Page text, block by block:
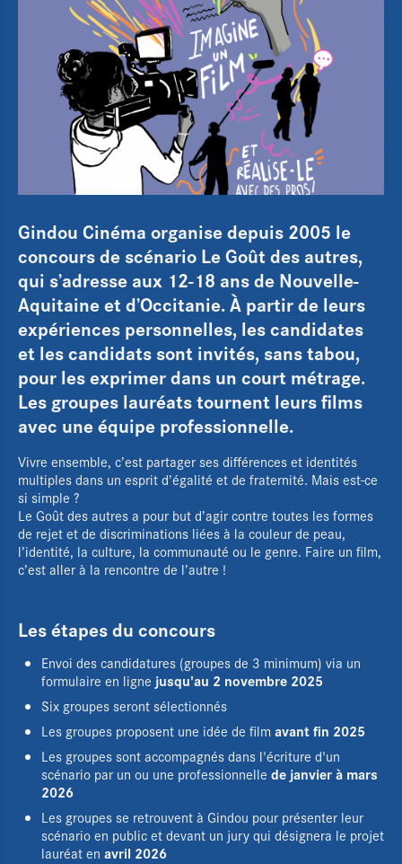
Gindou Cinéma organise depuis 2005 le
concours de scénario Le Goût des autres,
qui s’adresse aux 12-18 ans de Nouvelle-
Aquitaine et d’Occitanie. À partir de leurs
expériences personnelles, les candidates
et les candidats sont invités, sans tabou,
pour les exprimer dans un court métrage.
Les groupes lauréats tournent leurs films
avec une équipe professionnelle.
Vivre ensemble, c’est partager ses différences et identités
multiples dans un esprit d’égalité et de fraternité. Mais est-ce
si simple ?
Le Goût des autres a pour but d’agir contre toutes les formes
de rejet et de discriminations liées à la couleur de peau,
l’identité, la culture, la communauté ou le genre. Faire un film,
c’est aller à la rencontre de l’autre !
Les étapes du concours
Envoi des candidatures (groupes de 3 minimum) via un
formulaire en ligne jusqu'au 2 novembre 2025
Six groupes seront sélectionnés
Les groupes proposent une idée de film avant fin 2025
Les groupes sont accompagnés dans l'écriture d'un
scénario par un ou une professionnelle de janvier à mars
2026
Les groupes se retrouvent à Gindou pour présenter leur
scénario en public et devant un jury qui désignera le projet
lauréat en avril 2026